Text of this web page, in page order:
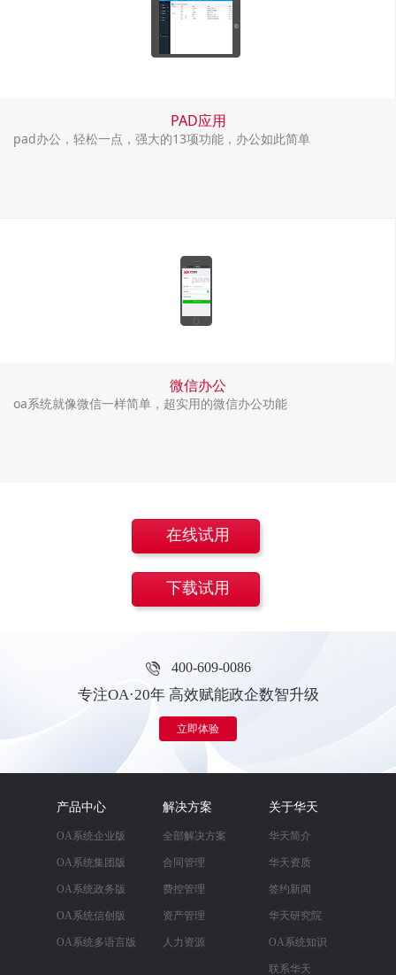
PAD应用
pad办公，轻松一点，强大的13项功能，办公如此简单
微信办公
oa系统就像微信一样简单，超实用的微信办公功能
在线试用
下载试用
400-609-0086
专注OA·20年 高效赋能政企数智升级
立即体验
产品中心
OA系统企业版
OA系统集团版
OA系统政务版
OA系统信创版
OA系统多语言版
解决方案
全部解决方案
合同管理
费控管理
资产管理
人力资源
关于华天
华天简介
华天资质
签约新闻
华天研究院
OA系统知识
联系华天